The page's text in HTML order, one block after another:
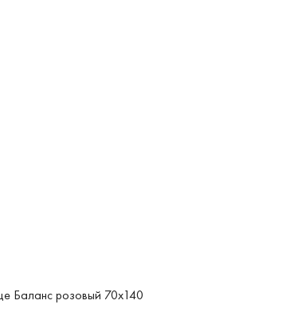
Баланс розовый 70x140